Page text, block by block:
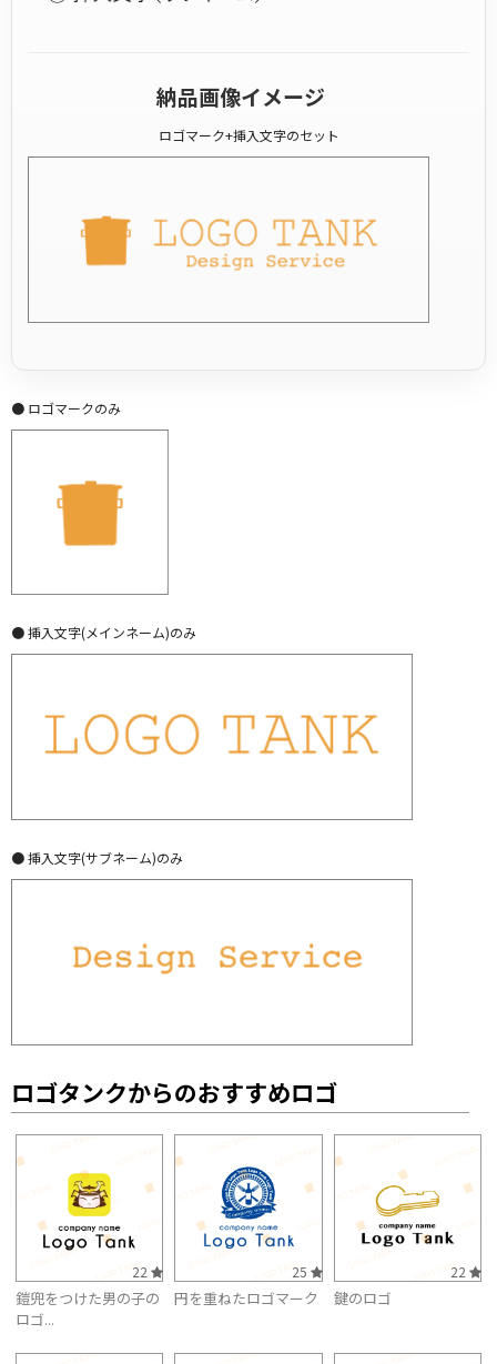
納品画像イメージ
ロゴマーク+挿入文字のセット
● ロゴマークのみ
● 挿入文字(メインネーム)のみ
● 挿入文字(サブネーム)のみ
ロゴタンクからのおすすめロゴ
22
鎧兜をつけた男の子の
ロゴ...
25
円を重ねたロゴマーク
22
鍵のロゴ